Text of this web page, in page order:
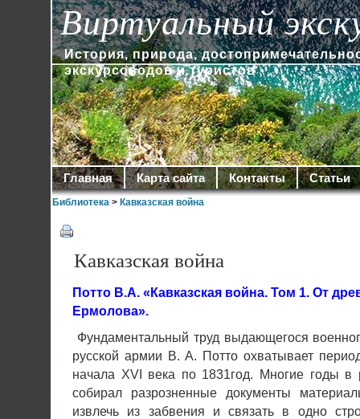
Виртуальный
История, природа,
экскурсоводов и туристов
Главная Карта сайта Контакты Статьи
Библиотека > Кавказская война
Кавказская война
Потто В.А. «Кавказская война. Том 1. От
Ермолова».
Фундаментальный труд выдающегося
русской армии В. А. Потто охватывает
начала XVI века по 1831год. Многие годы в
собирал разрозненные документы
извлечь из забвения и связать в одно